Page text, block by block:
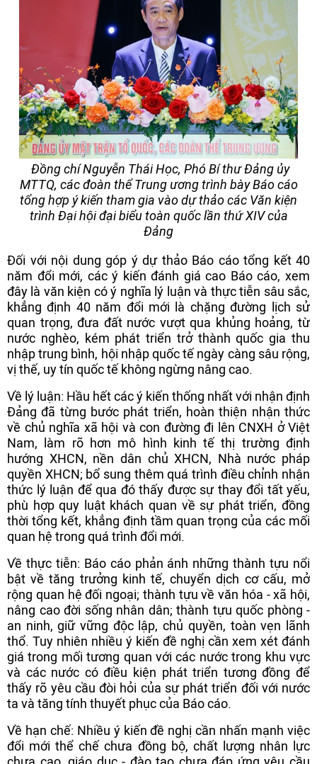
Đồng chí Nguyễn Thái Học, Phó Bí thư Đảng ủy
MTTQ, các đoàn thể Trung ương trình bày Báo cáo
tổng hợp ý kiến tham gia vào dự thảo các Văn kiện
trình Đại hội đại biểu toàn quốc lần thứ XIV của
Đảng
Đối với nội dung góp ý dự thảo Báo cáo tổng kết 40
năm đổi mới, các ý kiến đánh giá cao Báo cáo, xem
đây là văn kiện có ý nghĩa lý luận và thực tiễn sâu sắc,
khẳng định 40 năm đổi mới là chặng đường lịch sử
quan trọng, đưa đất nước vượt qua khủng hoảng, từ
nước nghèo, kém phát triển trở thành quốc gia thu
nhập trung bình, hội nhập quốc tế ngày càng sâu rộng,
vị thế, uy tín quốc tế không ngừng nâng cao.
Về lý luận: Hầu hết các ý kiến thống nhất với nhận định
Đảng đã từng bước phát triển, hoàn thiện nhận thức
về chủ nghĩa xã hội và con đường đi lên CNXH ở Việt
Nam, làm rõ hơn mô hình kinh tế thị trường định
hướng XHCN, nền dân chủ XHCN, Nhà nước pháp
quyền XHCN; bổ sung thêm quá trình điều chỉnh nhận
thức lý luận để qua đó thấy được sự thay đổi tất yếu,
phù hợp quy luật khách quan về sự phát triển, đồng
thời tổng kết, khẳng định tầm quan trọng của các mối
quan hệ trong quá trình đổi mới.
Về thực tiễn: Báo cáo phản ánh những thành tựu nổi
bật về tăng trưởng kinh tế, chuyển dịch cơ cấu, mở
rộng quan hệ đối ngoại; thành tựu về văn hóa - xã hội,
nâng cao đời sống nhân dân; thành tựu quốc phòng -
an ninh, giữ vững độc lập, chủ quyền, toàn vẹn lãnh
thổ. Tuy nhiên nhiều ý kiến đề nghị cần xem xét đánh
giá trong mối tương quan với các nước trong khu vực
và các nước có điều kiện phát triển tương đồng để
thấy rõ yêu cầu đòi hỏi của sự phát triển đối với nước
ta và tăng tính thuyết phục của Báo cáo.
Về hạn chế: Nhiều ý kiến đề nghị cần nhấn mạnh việc
đổi mới thể chế chưa đồng bộ, chất lượng nhân lực